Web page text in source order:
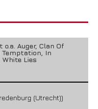
Auger, Clan Of
Temptation, In
Lies
(Utrecht))